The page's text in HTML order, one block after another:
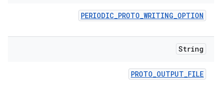
PERIODIC_PROTO_WRITING_OPTION
String
PROTO_OUTPUT_FILE